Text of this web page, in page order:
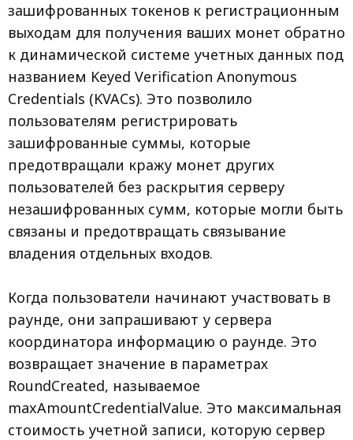
зашифрованных токенов к регистрационным
выходам для получения ваших монет обратно
к динамической системе учетных данных под
названием Keyed Verification Anonymous
Credentials (KVACs). Это позволило
пользователям регистрировать
зашифрованные суммы, которые
предотвращали кражу монет других
пользователей без раскрытия серверу
незашифрованных сумм, которые могли быть
связаны и предотвращать связывание
владения отдельных входов.
Когда пользователи начинают участвовать в
раунде, они запрашивают у сервера
координатора информацию о раунде. Это
возвращает значение в параметрах
RoundCreated, называемое
maxAmountCredentialValue. Это максимальная
стоимость учетной записи, которую сервер